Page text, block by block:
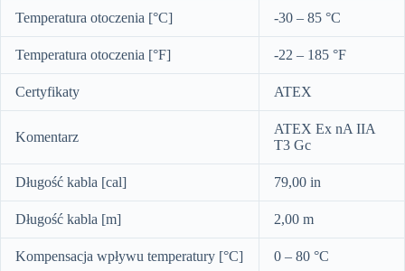
Temperatura otoczenia [°C] -30 – 85 °C
Temperatura otoczenia [°F] -22 – 185 °F
Certyfikaty ATEX
Komentarz
ATEX Ex nA IIA
T3 Gc
Długość kabla [cal] 79,00 in
Długość kabla [m] 2,00 m
Kompensacja wpływu temperatury [°C] 0 – 80 °C